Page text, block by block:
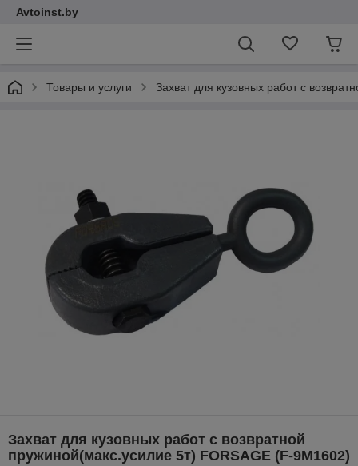
Avtoinst.by
Товары и услуги Захват для кузовных работ с
Захват для кузовных работ с возвратной
пружиной(макс.усилие 5т) FORSAGE (F-9M1602)